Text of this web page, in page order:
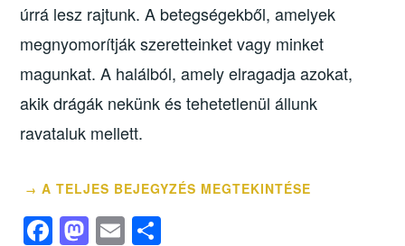
úrrá lesz rajtunk. A betegségekből, amelyek
megnyomorítják szeretteinket vagy minket
magunkat. A halálból, amely elragadja azokat,
akik drágák nekünk és tehetetlenül állunk
ravataluk mellett.
→ A TELJES BEJEGYZÉS MEGTEKINTÉSE
F M E